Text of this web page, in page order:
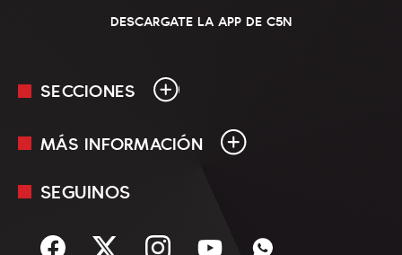
DESCARGATE LA APP DE C5N
SECCIONES
En Vivo
Sociedad
MÁS INFORMACIÓN
Mediakit
Términos y condiciones
SEGUINOS